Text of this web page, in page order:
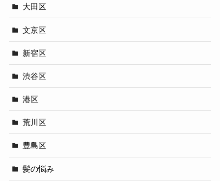
大田区
文京区
新宿区
渋谷区
港区
荒川区
豊島区
髪の悩み